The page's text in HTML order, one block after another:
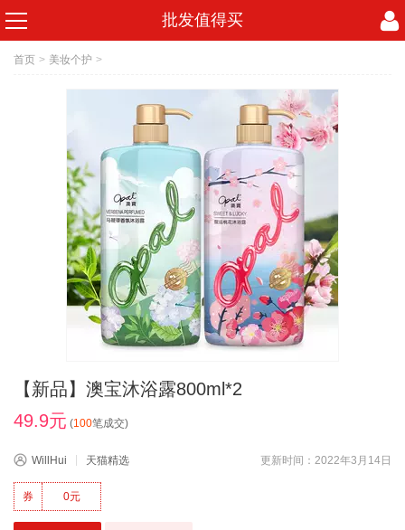
批发值得买
首页 > 美妆个护 >
【新品】澳宝沐浴露800ml*2
49.9元 (100笔成交)
WillHui 天猫精选 更新时间：2022年3月14日
0元
券